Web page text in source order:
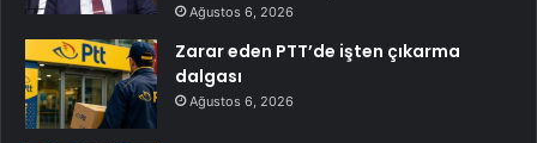
Ağustos 6, 2026
Zarar eden PTT’de işten çıkarma
dalgası
Ağustos 6, 2026